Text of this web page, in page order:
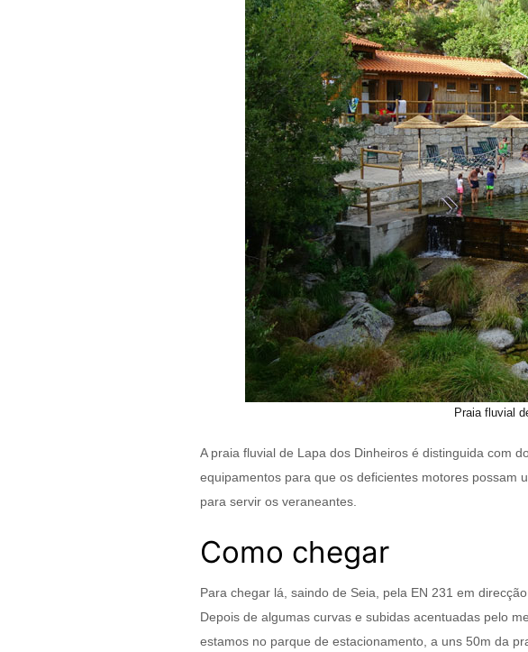
Praia fluvial
A praia fluvial de Lapa dos Dinheiros é distinguida com
equipamentos para que os deficientes motores possam
para servir os veraneantes.
Como chegar
Para chegar lá, saindo de Seia, pela EN 231 em
Depois de algumas curvas e subidas acentuadas pelo
estamos no parque de estacionamento, a uns 50m da